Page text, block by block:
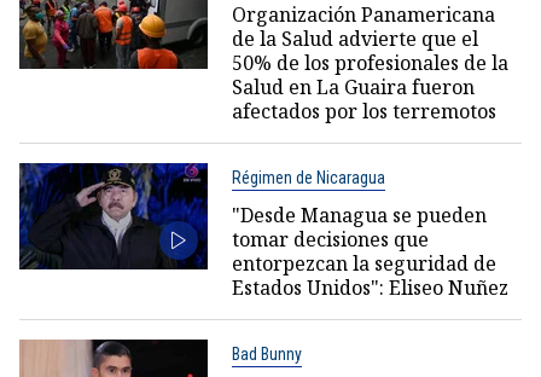
Organización Panamericana
de la Salud advierte que el
50% de los profesionales de la
Salud en La Guaira fueron
afectados por los terremotos
Régimen de Nicaragua
"Desde Managua se pueden
tomar decisiones que
entorpezcan la seguridad de
Estados Unidos": Eliseo Nuñez
Bad Bunny